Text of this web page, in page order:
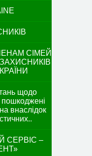
СІМЕЙ
щодо
пошкоджені
внаслідок
СЕРВІС –